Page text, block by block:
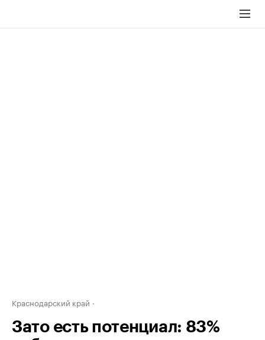
Краснодарский край
Зато есть потенциал: 83%